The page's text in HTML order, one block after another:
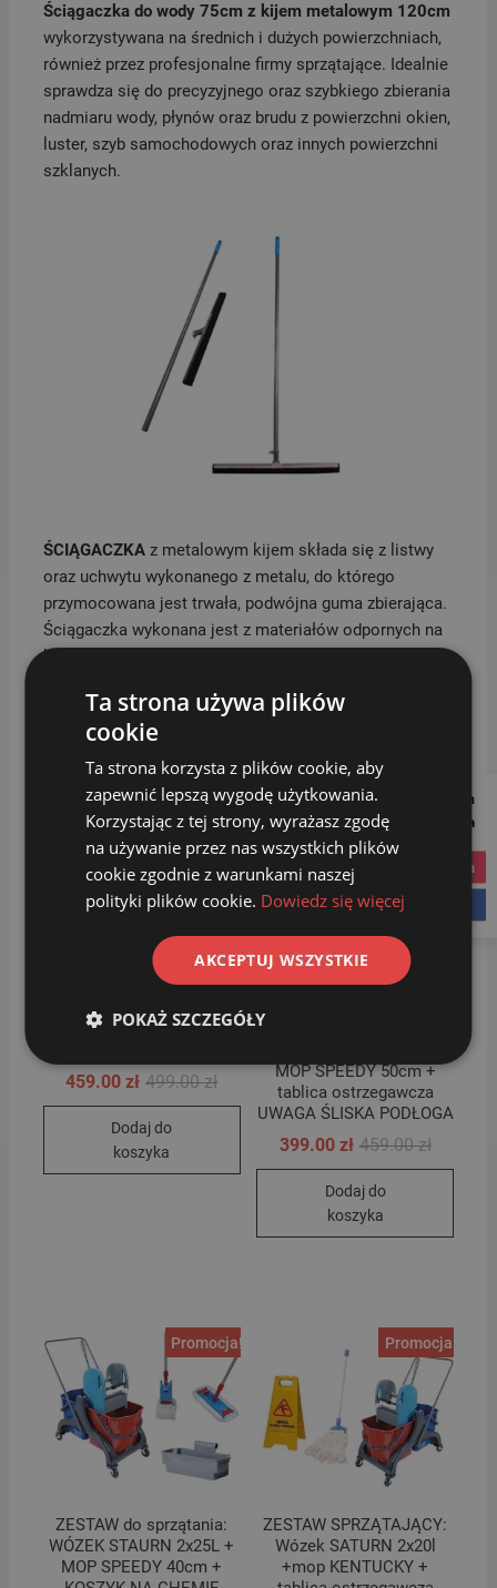
Ściągaczka do wody 75cm z kijem metalowym 120cm
wykorzystywana na średnich i dużych powierzchniach,
również przez profesjonalne firmy sprzątające. Idealnie
sprawdza się do precyzyjnego oraz szybkiego zbierania
nadmiaru wody, płynów oraz brudu z powierzchni okien,
luster, szyb samochodowych oraz innych powierzchni
szklanych.
ŚCIĄGACZKAz metalowym kijem składa się z listwy
oraz uchwytu wykonanego z metalu, do którego
przymocowana jest trwała, podwójna guma zbierająca.
Ściągaczka wykonana jest z materiałów odpornych na
korozję.
Sprawdź inne akcesoria dostępne w kategorii
.
Podobne produkty
Promocja!
WÓZEK SPARK
499.00złPierwotna
wynosiła:
459.00zł
Aktualna
wynosi:
Dodaj do
koszyka
Promocja!
MOP SPEEDY 50cm +
tablica ostrzegawcza
UWAGA ŚLISKA PODŁOGA
459.00zł
399.00 zł
Aktualna
wynosi:
Dodaj do
koszyka
Promocja!
ZESTAW do sprzątania:
WÓZEK STAURN 2x25L +
MOP SPEEDY 40cm +
Promocja!
ZESTAW SPRZĄTAJĄCY:
Wózek SATURN 2x20l
+mop KENTUCKY +
Follow us on
Social Media
instagram
Ta strona używa plików
cookie
Ta strona korzysta z plików cookie, aby
zapewnić lepszą wygodę użytkowania.
Korzystając z tej strony, wyrażasz zgodę
na używanie przez nas wszystkich plików
cookie zgodnie z warunkami naszej
polityki plików cookie. Dowiedz się więcej
AKCEPTUJ WSZYSTKIE
POKAŻ SZCZEGÓŁY